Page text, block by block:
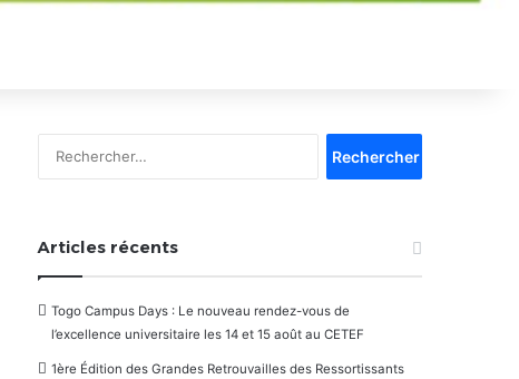
Articles récents
Togo Campus Days : Le nouveau rendez-vous de
l’excellence universitaire les 14 et 15 août au CETEF
1ère Édition des Grandes Retrouvailles des Ressortissants